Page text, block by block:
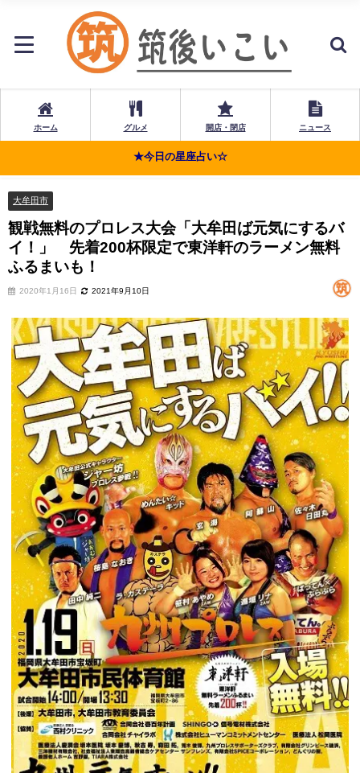
ホーム グルメ 開店・閉店 ニュース
★今日の星座占い☆
大牟田市
観戦無料のプロレス大会「大牟田ば元気にするバ
イ！」 先着200杯限定で東洋軒のラーメン無料
ふるまいも！
2020年1月16日 2021年9月10日